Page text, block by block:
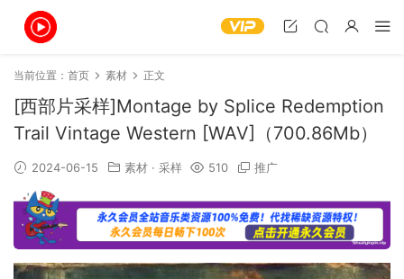
当前位置： 首页 素材 正文
[西部片采样]Montage by Splice Redemption
Trail Vintage Western [WAV]（700.86Mb）
2024-06-15 素材 · 采样 510 推广